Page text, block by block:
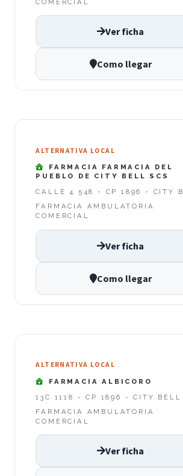
COMERCIAL
Ver ficha
Como llegar
ALTERNATIVA LOCAL
FARMACIA FARMACIA DEL
PUEBLO DE CITY BELL SCS
CALLE 4 548 - CP 1896 - CITY
FARMACIA AMBULATORIA
COMERCIAL
Ver ficha
Como llegar
ALTERNATIVA LOCAL
FARMACIA ALBICORO
13C 1118 - CP 1896 - CITY BELL
FARMACIA AMBULATORIA
COMERCIAL
Ver ficha